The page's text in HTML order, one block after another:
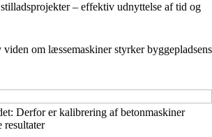
– effektiv udnyttelse af tid og
om læssemaskiner styrker byggepladsens
Derfor er kalibrering af betonmaskiner
resultater